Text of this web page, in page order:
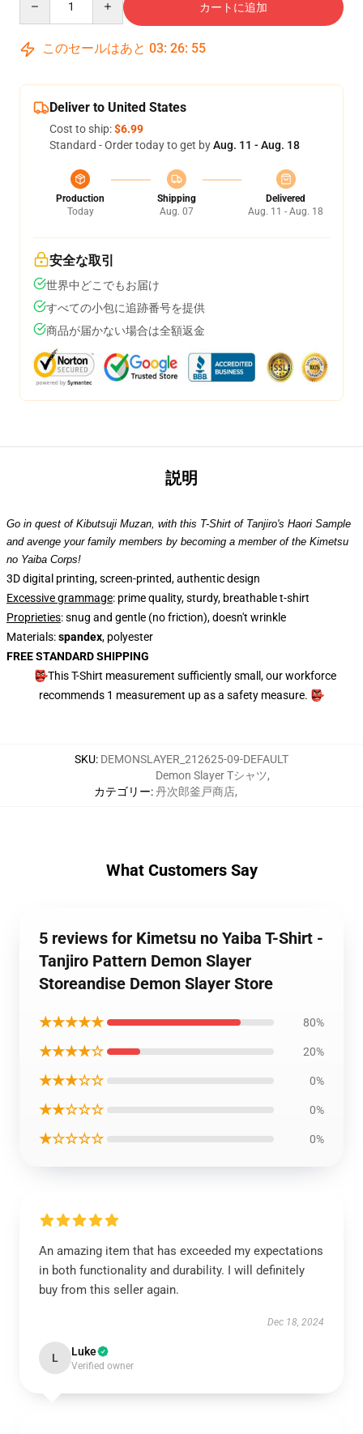
カートに追加
このセールはあと 03: 26: 54
Deliver to United States
Cost to ship:$6.99
Standard - Order today to get byAug. 11 - Aug. 18
Production
Today
Shipping
Aug. 07
Delivered
Aug. 11 - Aug. 18
安全な取引
世界中どこでもお届け
すべての小包に追跡番号を提供
商品が届かない場合は全額返金
説明
Go in quest of Kibutsuji Muzan, with this T-Shirt of Tanjiro's Haori Sample
and avenge your family members by becoming a member of the Kimetsu
no Yaiba Corps!
3D digital printing, screen-printed, authentic design
Excessive grammage: prime quality, sturdy, breathable t-shirt
Proprieties: snug and gentle (no friction), doesn't wrinkle
Materials:spandex, polyester
FREE STANDARD SHIPPING
👺This T-Shirt measurement sufficiently small, our workforce
recommends 1 measurement up as a safety measure. 👺
SKU: DEMONSLAYER_212625-09-DEFAULT
カテゴリー:
Demon Slayer Tシャツ,
丹次郎釜戸商店,
What Customers Say
5 reviews for Kimetsu no Yaiba T-Shirt -
Tanjiro Pattern Demon Slayer
Storeandise Demon Slayer Store
★★★★★ 80%
★★★★☆ 20%
★★★☆☆ 0%
★★☆☆☆ 0%
★☆☆☆☆ 0%
An amazing item that has exceeded my expectations
in both functionality and durability. I will definitely
buy from this seller again.
Dec 18, 2024
L Luke
Verified owner